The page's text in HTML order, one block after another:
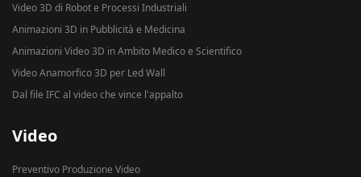
Video 3D di Robot e Processi Industriali
Animazioni 3D in Pubblicità e Medicina
Animazioni Video 3D in Ambito Medico e Scientifico
Video Anamorfico 3D per Led Wall
Dal file IFC al video che vince l'appalto
Video
Preventivo Produzione Video